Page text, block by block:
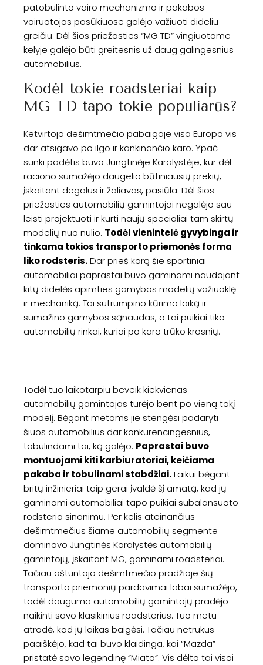
patobulinto vairo mechanizmo ir pakabos
vairuotojas posūkiuose galėjo važiuoti dideliu
greičiu. Dėl šios priežasties “MG TD” vingiuotame
kelyje galėjo būti greitesnis už daug galingesnius
automobilius.
Kodėl tokie roadsteriai kaip
MG TD tapo tokie populiarūs?
Ketvirtojo dešimtmečio pabaigoje visa Europa vis
dar atsigavo po ilgo ir kankinančio karo. Ypač
sunki padėtis buvo Jungtinėje Karalystėje, kur dėl
raciono sumažėjo daugelio būtiniausių prekių,
įskaitant degalus ir žaliavas, pasiūla. Dėl šios
priežasties automobilių gamintojai negalėjo sau
leisti projektuoti ir kurti naujų specialiai tam skirtų
modelių nuo nulio. Todėl vienintelė gyvybinga ir
tinkama tokios transporto priemonės forma
liko rodsteris.Dar prieš karą šie sportiniai
automobiliai paprastai buvo gaminami naudojant
kitų didelės apimties gamybos modelių važiuoklę
ir mechaniką. Tai sutrumpino kūrimo laiką ir
sumažino gamybos sąnaudas, o tai puikiai tiko
automobilių rinkai, kuriai po karo trūko krosnių.
Todėl tuo laikotarpiu beveik kiekvienas
automobilių gamintojas turėjo bent po vieną tokį
modelį. Bėgant metams jie stengėsi padaryti
šiuos automobilius dar konkurencingesnius,
tobulindami tai, ką galėjo. Paprastai buvo
montuojami kiti karbiuratoriai, keičiama
pakaba ir tobulinami stabdžiai.Laikui bėgant
britų inžinieriai taip gerai įvaldė šį amatą, kad jų
gaminami automobiliai tapo puikiai subalansuoto
rodsterio sinonimu. Per kelis ateinančius
dešimtmečius šiame automobilių segmente
dominavo Jungtinės Karalystės automobilių
gamintojų, įskaitant MG, gaminami roadsteriai.
Tačiau aštuntojo dešimtmečio pradžioje šių
transporto priemonių pardavimai labai sumažėjo,
todėl dauguma automobilių gamintojų pradėjo
naikinti savo klasikinius roadsterius. Tuo metu
atrodė, kad jų laikas baigėsi. Tačiau netrukus
paaiškėjo, kad tai buvo klaidinga, kai “Mazda”
pristatė savo legendinę “Miata”. Vis dėlto tai visai